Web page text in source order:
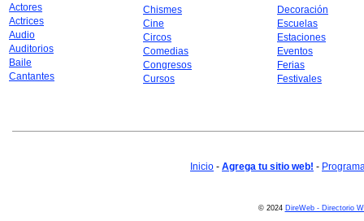
Actores
Actrices
Audio
Auditorios
Baile
Cantantes
Chismes
Cine
Circos
Comedias
Congresos
Cursos
Decoración
Escuelas
Estaciones
Eventos
Ferias
Festivales
Inicio - Agrega tu sitio web! -
© 2024 DireWeb - Directorio